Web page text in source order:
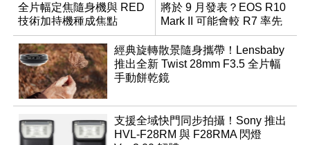
全片幅定焦隨身機與 RED
技術加持機種成焦點
將於 9 月發表？EOS R10
Mark II 可能會較 R7 率先
推出
經典旋轉散景隨身攜帶！Lensbaby
推出全新 Twist 28mm F3.5 全片幅
手動餅乾鏡
支援全域快門同步拍攝！Sony 推出
HVL-F28RM 與 F28RMA 閃燈